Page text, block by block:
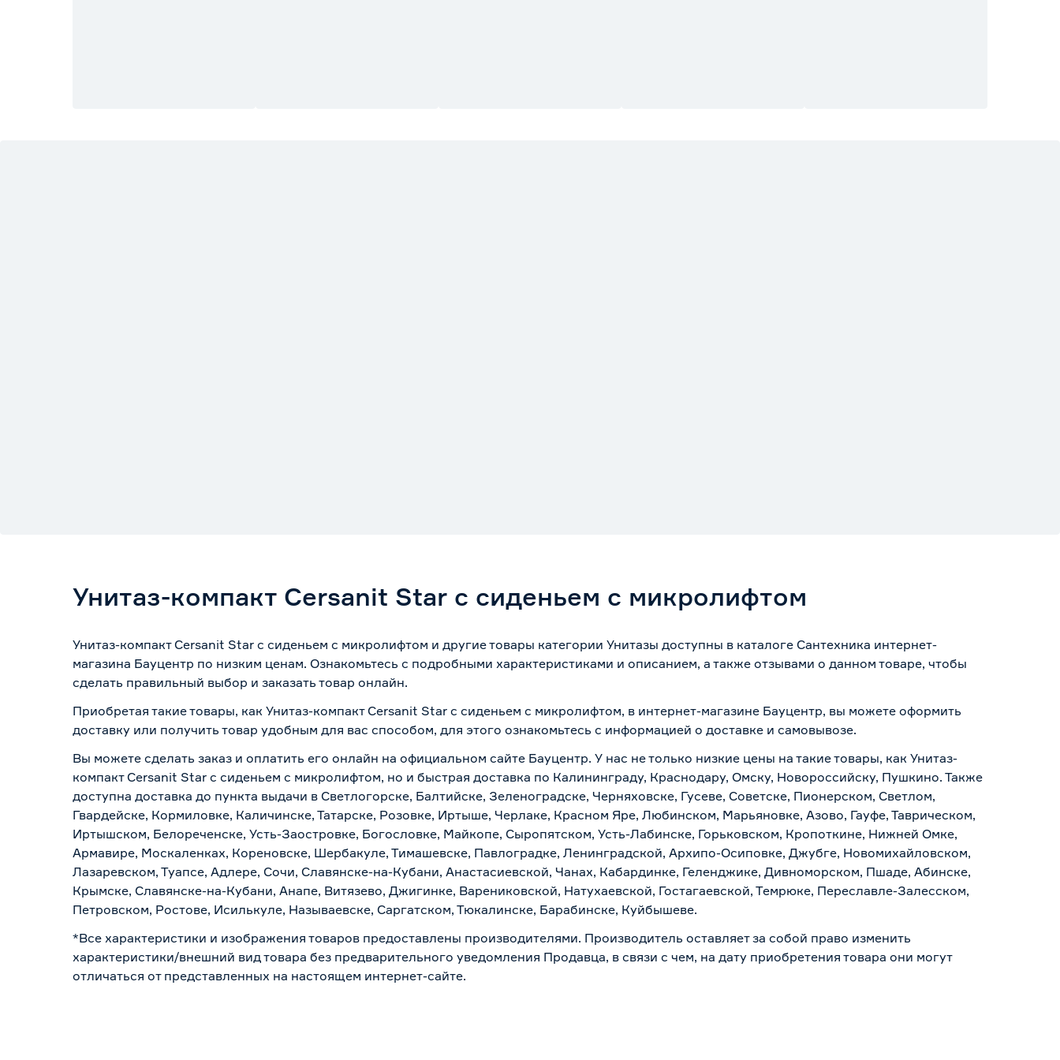
Унитаз-компакт Cersanit Star с сиденьем с микролифтом
Унитаз-компакт Cersanit Star с сиденьем с микролифтом и другие товары категории Унитазы доступны в каталоге Сантехника интернет-
магазина Бауцентр по низким ценам. Ознакомьтесь с подробными характеристиками и описанием, а также отзывами о данном товаре, чтобы
сделать правильный выбор и заказать товар онлайн.
Приобретая такие товары, как Унитаз-компакт Cersanit Star с сиденьем с микролифтом, в интернет-магазине Бауцентр, вы можете оформить
доставку или получить товар удобным для вас способом, для этого ознакомьтесь с информацией о доставке и самовывозе.
Вы можете сделать заказ и оплатить его онлайн на официальном сайте Бауцентр. У нас не только низкие цены на такие товары, как Унитаз-
компакт Cersanit Star с сиденьем с микролифтом, но и быстрая доставка по Калининграду, Краснодару, Омску, Новороссийску, Пушкино. Также
доступна доставка до пункта выдачи в Светлогорске, Балтийске, Зеленоградске, Черняховске, Гусеве, Советске, Пионерском, Светлом,
Гвардейске, Кормиловке, Каличинске, Татарске, Розовке, Иртыше, Черлаке, Красном Яре, Любинском, Марьяновке, Азово, Гауфе, Таврическом,
Иртышском, Белореченске, Усть-Заостровке, Богословке, Майкопе, Сыропятском, Усть-Лабинске, Горьковском, Кропоткине, Нижней Омке,
Армавире, Москаленках, Кореновске, Шербакуле, Тимашевске, Павлоградке, Ленинградской, Архипо-Осиповке, Джубге, Новомихайловском,
Лазаревском, Туапсе, Адлере, Сочи, Славянске-на-Кубани, Анастасиевской, Чанах, Кабардинке, Геленджике, Дивноморском, Пшаде, Абинске,
Крымске, Славянске-на-Кубани, Анапе, Витязево, Джигинке, Варениковской, Натухаевской, Гостагаевской, Темрюке, Переславле-Залесском,
Петровском, Ростове, Исилькуле, Называевске, Саргатском, Тюкалинске, Барабинске, Куйбышеве.
*Все характеристики и изображения товаров предоставлены производителями. Производитель оставляет за собой право изменить
характеристики/внешний вид товара без предварительного уведомления Продавца, в связи с чем, на дату приобретения товара они могут
отличаться от представленных на настоящем интернет-сайте.